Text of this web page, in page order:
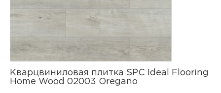
Кварцвиниловая плитка SPC Ideal Flooring
Home Wood 02003 Oregano